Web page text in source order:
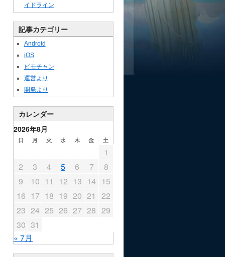
イドライン
記事カテゴリー
Android
iOS
ビモチャン
運営より
開発より
カレンダー
2026年8月
日 月 火 水 木 金 土
« 7月
1
2
3 4 5 6 7
8
9
10 11 12 13 14 15
16 17 18 19 20 21
22
23 24 25 26 27 28 29
30 31